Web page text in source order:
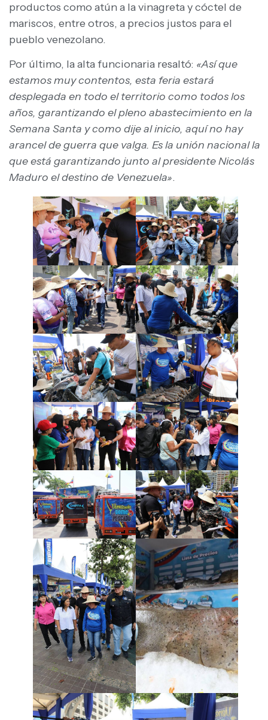
productos como atún a la vinagreta y cóctel de
mariscos, entre otros, a precios justos para el
pueblo venezolano.
Por último, la alta funcionaria resaltó: «Así que
estamos muy contentos, esta feria estará
desplegada en todo el territorio como todos los
años, garantizando el pleno abastecimiento en la
Semana Santa y como dije al inicio, aquí no hay
arancel de guerra que valga. Es la unión nacional la
que está garantizando junto al presidente Nicolás
Maduro el destino de Venezuela».